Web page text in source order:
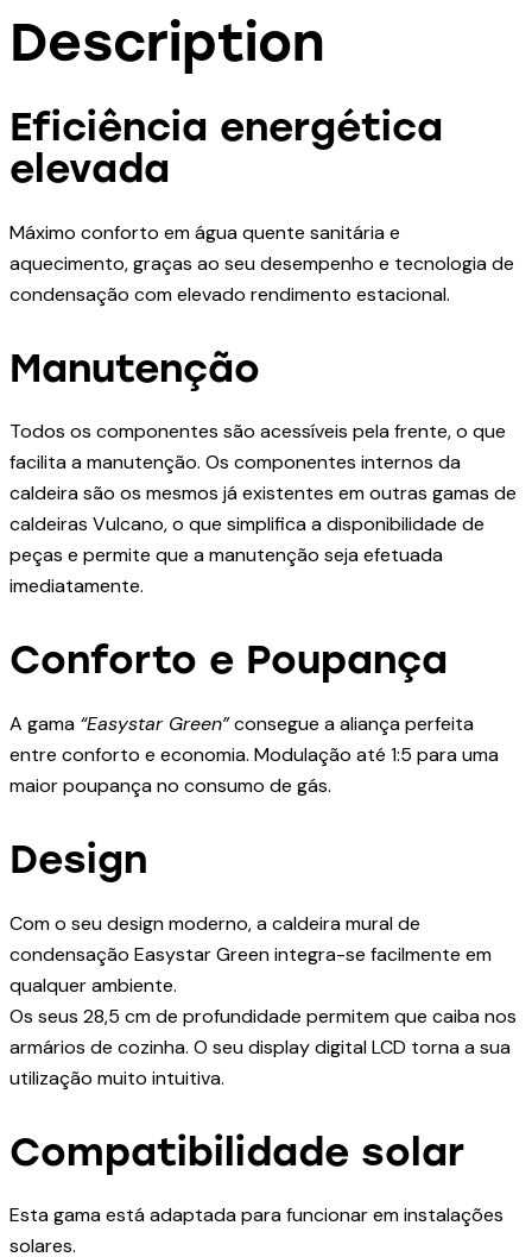
Description
Eficiência energética
elevada
Máximo conforto em água quente sanitária e
aquecimento, graças ao seu desempenho e tecnologia de
condensação com elevado rendimento estacional.
Manutenção
Todos os componentes são acessíveis pela frente, o que
facilita a manutenção. Os componentes internos da
caldeira são os mesmos já existentes em outras gamas de
caldeiras Vulcano, o que simplifica a disponibilidade de
peças e permite que a manutenção seja efetuada
imediatamente.
Conforto e Poupança
A gama “Easystar Green”consegue a aliança perfeita
entre conforto e economia. Modulação até 1:5 para uma
maior poupança no consumo de gás.
Design
Com o seu design moderno, a caldeira mural de
condensação Easystar Green integra-se facilmente em
qualquer ambiente.
Os seus 28,5 cm de profundidade permitem que caiba nos
armários de cozinha. O seu display digital LCD torna a sua
utilização muito intuitiva.
Compatibilidade solar
Esta gama está adaptada para funcionar em instalações
solares.